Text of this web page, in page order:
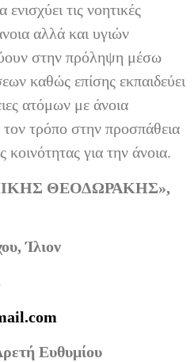
τις νοητικές
αλλά και υγιών
στην πρόληψη μέσω
καθώς επίσης εκπαιδεύει
ατόμων με άνοια
τρόπο στην προσπάθεια
κοινότητας για την άνοια.
ΘΕΟΔΩΡΑΚΗΣ»,
Ίλιον
.com
Ευθυμίου